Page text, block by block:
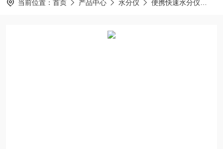
当前位置： 首页 产品中心 水分仪 便携快速水分仪